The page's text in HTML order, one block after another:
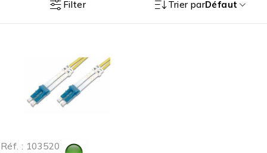
Filter Trier parDéfaut
Réf. : 103520